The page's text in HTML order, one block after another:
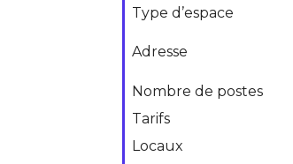
Type d’espace
Adresse
Nombre de postes
Tarifs
Locaux